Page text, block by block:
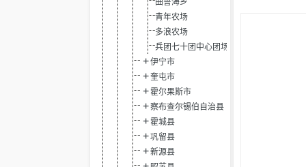
曲鲁海乡
青年农场
多浪农场
兵团七十团中心团场
伊宁市
奎屯市
霍尔果斯市
察布查尔锡伯自治县
霍城县
巩留县
新源县